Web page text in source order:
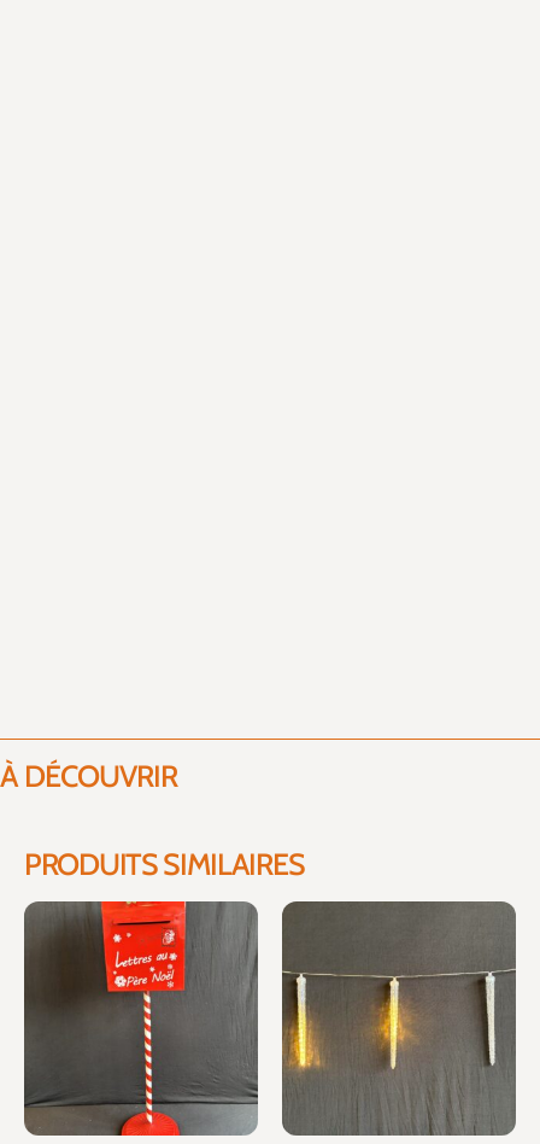
À DÉCOUVRIR
PRODUITS SIMILAIRES